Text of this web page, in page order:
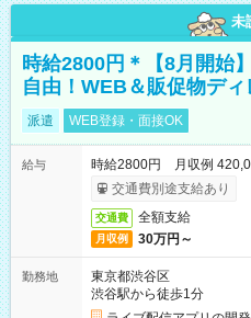
未
時給2800円＊【8月開始
自由！WEB＆販促物デ
派遣 WEB登録・面接OK
給与
時給2800円 月収例
交通費別途支給あり
交通費 全額支給
月収例 30万円～
勤務地
東京都渋谷区
渋谷駅から徒歩1分